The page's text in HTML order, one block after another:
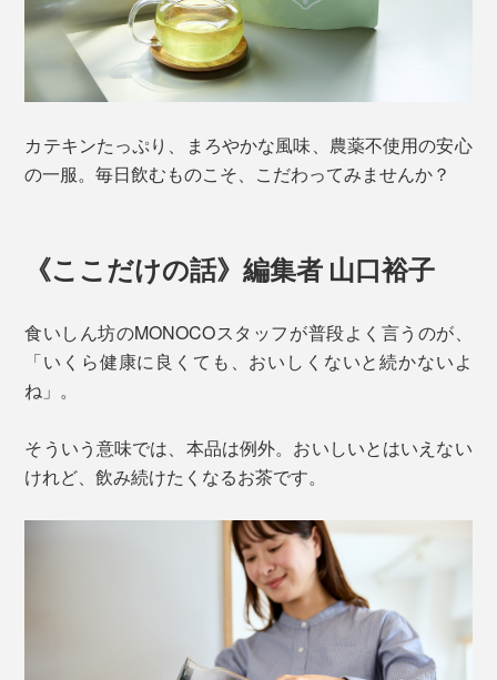
カテキンたっぷり、まろやかな風味、農薬不使用の安心
の一服。毎日飲むものこそ、こだわってみませんか？
《ここだけの話》編集者 山口裕子
食いしん坊のMONOCOスタッフが普段よく言うのが、
「いくら健康に良くても、おいしくないと続かないよ
ね」。
そういう意味では、本品は例外。おいしいとはいえない
けれど、飲み続けたくなるお茶です。